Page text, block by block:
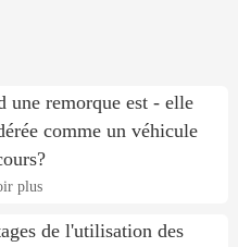
une remorque est - elle
comme un véhicule
plus
de l'utilisation des